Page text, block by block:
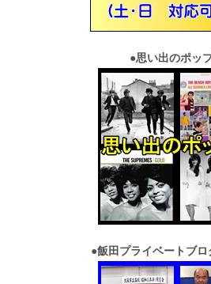
●思い出のポッ
●飯田プライベートブロ